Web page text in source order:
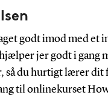
godt imod med
jer godt i gang
så du hurtigt lærer dit
til onlinekurset